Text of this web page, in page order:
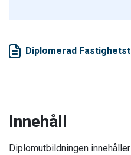
Diplomerad
Innehåll
Diplomutbildningen